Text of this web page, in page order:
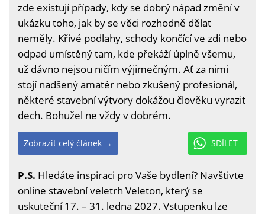
zde existují případy, kdy se dobrý nápad změní v
ukázku toho, jak by se věci rozhodně dělat
neměly. Křivé podlahy, schody končící ve zdi nebo
odpad umístěný tam, kde překáží úplně všemu,
už dávno nejsou ničím výjimečným. Ať za nimi
stojí nadšený amatér nebo zkušený profesionál,
některé stavební výtvory dokážou člověku vyrazit
dech. Bohužel ne vždy v dobrém.
SDÍLET
Zobrazit celý článek →
P.S. Hledáte inspiraci pro Vaše bydlení? Navštivte
online stavební veletrh Veleton, který se
uskuteční 17. – 31. ledna 2027. Vstupenku lze